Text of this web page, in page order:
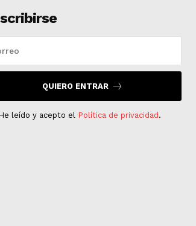
QUIERO ENTRAR
leído y acepto el Política de privacidad .